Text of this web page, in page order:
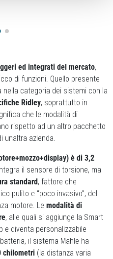
ed integrati del mercato,
di funzioni. Quello presente
nella categoria dei sistemi con la
Ridley, soprattutto in
che le modalità di
rispetto ad un altro pacchetto
unaltra azienda.
è di 3,2
il sensore di torsione, ma
standard, fattore che
pulito e “poco invasivo”, del
motore. Le modalità di
, alle quali si aggiunge la Smart
e diventa personalizzabile
il sistema Mahle ha
chilometri (la distanza varia